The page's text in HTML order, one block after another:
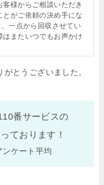
様からご相談いただき
とがご依頼の決め手にな
一点から回収させてい
またいつでもお声かけ
とうございました。
番サービスの
ております！
ケート平均